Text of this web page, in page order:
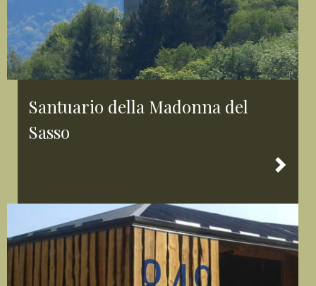
Santuario della Madonna del
Sasso